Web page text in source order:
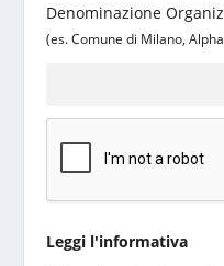
Denominazione
(es. Comune di Milano,
Leggi l'informativa